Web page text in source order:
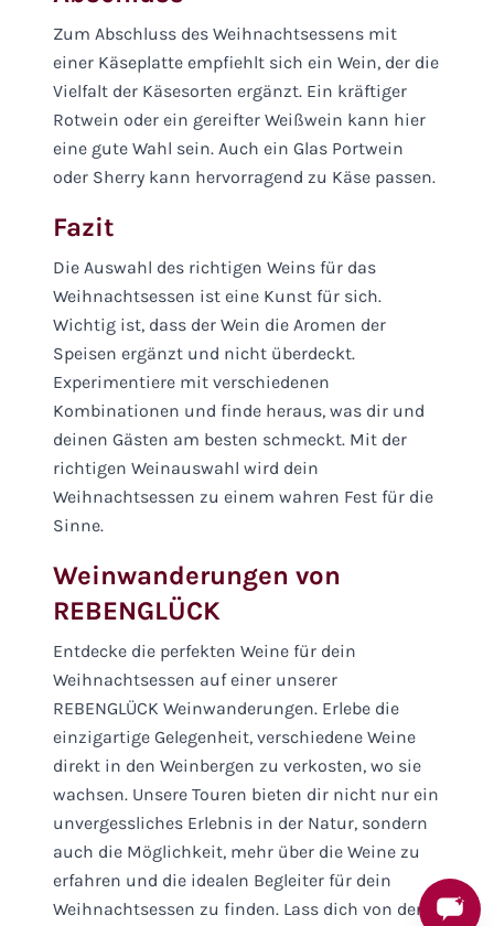
Zum Abschluss des Weihnachtsessens mit
einer Käseplatte empfiehlt sich ein Wein, der die
Vielfalt der Käsesorten ergänzt. Ein kräftiger
Rotwein oder ein gereifter Weißwein kann hier
eine gute Wahl sein. Auch ein Glas Portwein
oder Sherry kann hervorragend zu Käse passen.
Fazit
Die Auswahl des richtigen Weins für das
Weihnachtsessen ist eine Kunst für sich.
Wichtig ist, dass der Wein die Aromen der
Speisen ergänzt und nicht überdeckt.
Experimentiere mit verschiedenen
Kombinationen und finde heraus, was dir und
deinen Gästen am besten schmeckt. Mit der
richtigen Weinauswahl wird dein
Weihnachtsessen zu einem wahren Fest für die
Sinne.
Weinwanderungen von
REBENGLÜCK
Entdecke die perfekten Weine für dein
Weihnachtsessen auf einer unserer
REBENGLÜCK Weinwanderungen. Erlebe die
einzigartige Gelegenheit, verschiedene Weine
direkt in den Weinbergen zu verkosten, wo sie
wachsen. Unsere Touren bieten dir nicht nur ein
unvergessliches Erlebnis in der Natur, sondern
auch die Möglichkeit, mehr über die Weine zu
erfahren und die idealen Begleiter für dein
Weihnachtsessen zu finden. Lass dich von der